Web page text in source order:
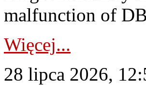
malfunction of
Więcej...
28 lipca 2026,